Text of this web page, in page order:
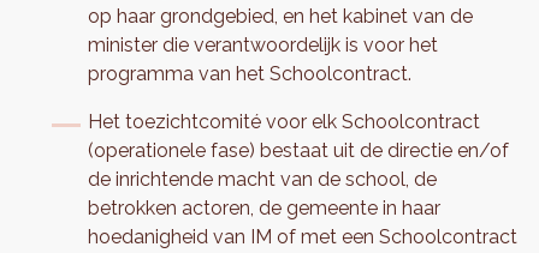
op haar grondgebied, en het kabinet van de
minister die verantwoordelijk is voor het
programma van het Schoolcontract.
Het toezichtcomité voor elk Schoolcontract
(operationele fase) bestaat uit de directie en/of
de inrichtende macht van de school, de
betrokken actoren, de gemeente in haar
hoedanigheid van IM of met een Schoolcontract